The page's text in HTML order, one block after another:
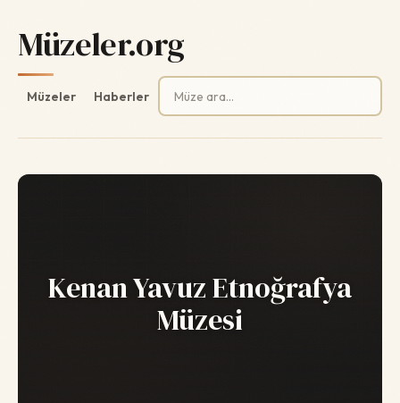
Müzeler.org
Müzeler Haberler
Arama:
Kenan Yavuz Etnoğrafya
Müzesi